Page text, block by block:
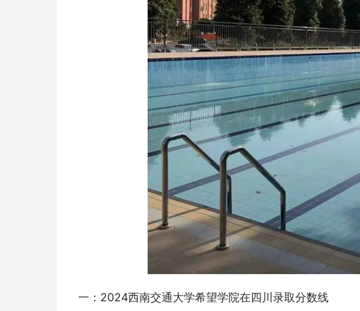
一：2024西南交通大学希望学院在四川录取分数线